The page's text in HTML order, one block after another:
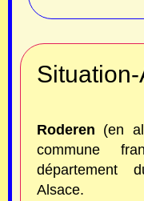
Roderen (en
commune
département
Alsace.